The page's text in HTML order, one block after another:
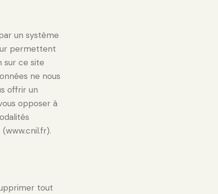
un système
permettent
sur ce site
ne nous
offrir un
opposer à
tout